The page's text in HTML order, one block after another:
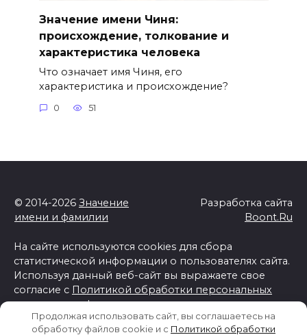
Значение имени Чиня:
происхождение, толкование и
характеристика человека
Что означает имя Чиня, его
характеристика и происхождение?
0 51
© 2014-2026 Значение
имени и фамилии
Разработка сайта
Boont.Ru
На сайте используются cookies для сбора
статистической информации о пользователях сайта.
Используя данный веб-сайт вы выражаете свое
согласие с Политикой обработки персональных
данных и конфиденциальности
Отказ от ответственности
Продолжая использовать сайт, вы соглашаетесь на
обработку файлов cookie и c Политикой обработки